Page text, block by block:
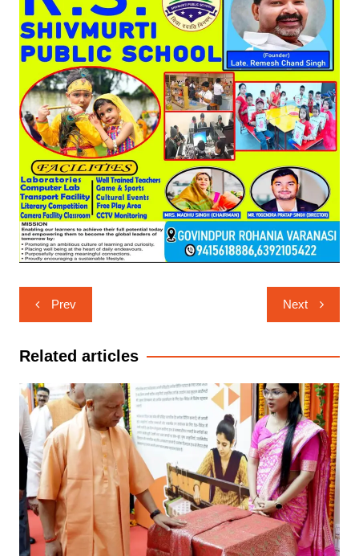
Post
navigation
Prev Next
Related articles